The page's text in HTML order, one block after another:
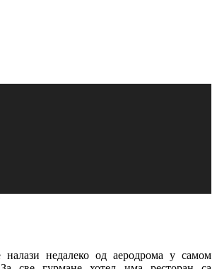
недалеко од аеродрома у самом